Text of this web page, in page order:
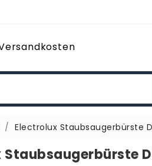
Electrolux Staubsaugerbürste